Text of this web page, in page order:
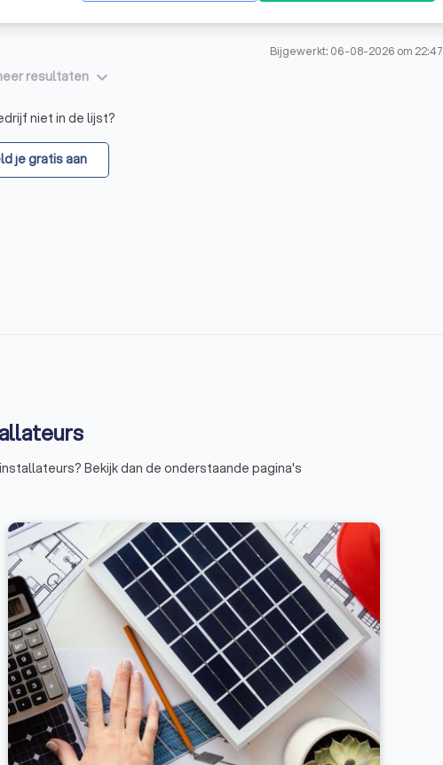
Bijgewerkt: 06-08-2026 om 22:47
resultaten keyboard_arrow_down
niet in de lijst?
je gratis aan
Bekijk dan de onderstaande pagina's